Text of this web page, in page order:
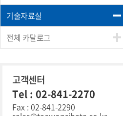
기술자료실
전체 카달로그
고객센터
Tel : 02-841-2270
Fax : 02-841-2290